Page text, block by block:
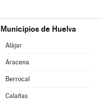
Municipios de Huelva
Alájar
Aracena
Berrocal
Calañas